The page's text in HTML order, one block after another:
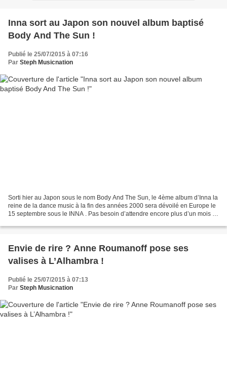
Inna sort au Japon son nouvel album baptisé
Body And The Sun !
Publié le 25/07/2015 à 07:16
Par Steph Musicnation
Sorti hier au Japon sous le nom Body And The Sun, le 4ème album d’Inna la
reine de la dance music à la fin des années 2000 sera dévoilé en Europe le
15 septembre sous le INNA . Pas besoin d’attendre encore plus d’un mois et
Envie de rire ? Anne Roumanoff pose ses
valises à L’Alhambra !
Publié le 25/07/2015 à 07:13
Par Steph Musicnation